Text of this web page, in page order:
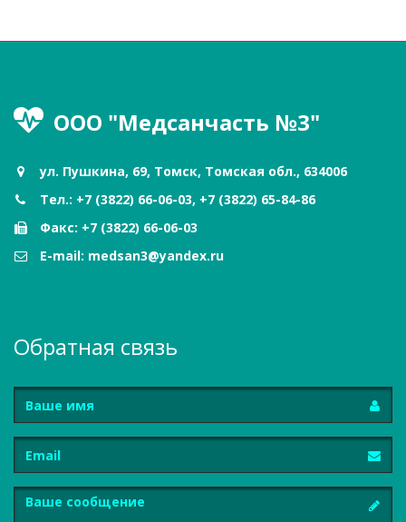
ООО "Медсанчасть №3"
ул. Пушкина, 69, Томск, Томская обл., 634006
Тел.: +7 (3822) 66-06-03, +7 (3822) 65-84-86
Факс: +7 (3822) 66-06-03
E-mail: medsan3@yandex.ru
Обратная связь
Имя
Email
Сообщение